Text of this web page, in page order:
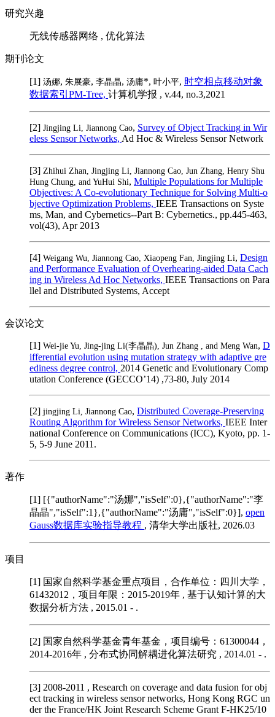
研究兴趣
无线传感器网络 , 优化算法
期刊论文
[1] 汤娜, 朱展豪, 李晶晶, 汤庸*, 叶小平, 时空相点移动对象
数据索引PM-Tree, 计算机学报 , v.44, no.3,2021
[2] Jingjing Li, Jiannong Cao, Survey of Object Tracking in Wir
eless Sensor Networks, Ad Hoc & Wireless Sensor Network
[3] Zhihui Zhan, Jingjing Li, Jiannong Cao, Jun Zhang, Henry Shu
Hung Chung, and YuHui Shi, Multiple Populations for Multiple
Objectives: A Co-evolutionary Technique for Solving Multi-o
bjective Optimization Problems, IEEE Transactions on Syste
ms, Man, and Cybernetics--Part B: Cybernetics., pp.445-463,
vol(43), Apr 2013
[4] Weigang Wu, Jiannong Cao, Xiaopeng Fan, Jingjing Li, Design
and Performance Evaluation of Overhearing-aided Data Cach
ing in Wireless Ad Hoc Networks, IEEE Transactions on Para
llel and Distributed Systems, Accept
会议论文
[1] Wei-jie Yu, Jing-jing Li(李晶晶), Jun Zhang , and Meng Wan, D
ifferential evolution using mutation strategy with adaptive gre
ediness degree control, 2014 Genetic and Evolutionary Comp
utation Conference (GECCO’14) ,73-80, July 2014
[2] jingjing Li, Jiannong Cao, Distributed Coverage-Preserving
Routing Algorithm for Wireless Sensor Networks, IEEE Inter
national Conference on Communications (ICC), Kyoto, pp. 1-
5, 5-9 June 2011.
著作
[1] [{"authorName":"汤娜","isSelf":0},{"authorName":"李
晶晶","isSelf":1},{"authorName":"汤庸","isSelf":0}], open
Gauss数据库实验指导教程 , 清华大学出版社, 2026.03
项目
[1] 国家自然科学基金重点项目，合作单位：四川大学，
61432012，项目年限：2015-2019年 , 基于认知计算的大
数据分析方法 , 2015.01 - .
[2] 国家自然科学基金青年基金，项目编号：61300044，
2014-2016年 , 分布式协同解耦进化算法研究 , 2014.01 - .
[3] 2008-2011 , Research on coverage and data fusion for obj
ect tracking in wireless sensor networks, Hong Kong RGC un
der the France/HK Joint Research Scheme Grant F-HK25/10